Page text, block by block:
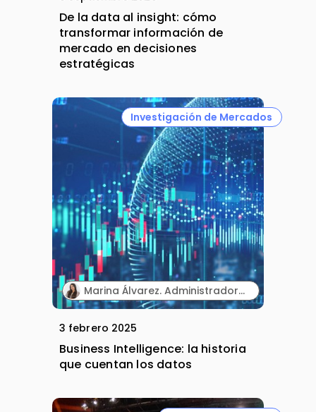
De la data al insight: cómo
transformar información de
mercado en decisiones
estratégicas
Investigación de Mercados
Marina Álvarez. Administradora de CRM y Business Analyst en departamentos de efectividad comercial e IT en entornos internacionales.
3 febrero 2025
Business Intelligence: la historia
que cuentan los datos